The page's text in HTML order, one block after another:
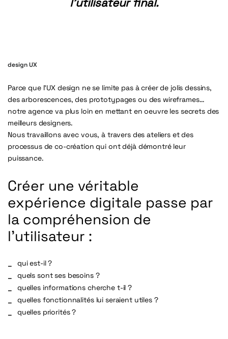
design UX
Parce que l’UX design ne se limite pas à créer de jolis dessins,
des arborescences, des prototypages ou des wireframes…
notre agence va plus loin en mettant en oeuvre les secrets des
meilleurs designers.
Nous travaillons avec vous, à travers des ateliers et des
processus de co-création qui ont déjà démontré leur
puissance.
Créer une véritable
expérience digitale passe par
la compréhension de
l’utilisateur :
qui est-il ?
quels sont ses besoins ?
quelles informations cherche t-il ?
quelles fonctionnalités lui seraient utiles ?
quelles priorités ?